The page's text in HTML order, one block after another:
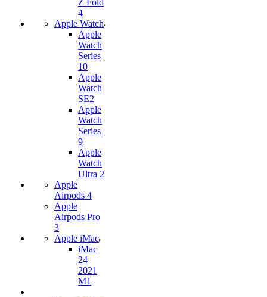
Z Fold
4
Apple Watch
Apple
Watch
Series
10
Apple
Watch
SE2
Apple
Watch
Series
9
Apple
Watch
Ultra 2
Apple
Airpods 4
Apple
Airpods Pro
3
Apple iMac
iMac
24
2021
M1